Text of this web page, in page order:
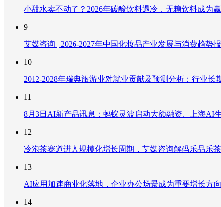
小甜水卖不动了？2026年碳酸饮料遇冷，无糖饮料成为
9
艾媒咨询 | 2026-2027年中国化妆品产业发展与消费趋势
10
2012-2028年瑞典旅游业对就业贡献及预测分析：行业
11
8月3日AI新产品讯息：蚂蚁灵波启动大额融资、上海AI
12
冷泡茶赛道进入规模化增长周期，艾媒咨询解码乐品乐
13
AI应用加速商业化落地，企业办公场景成为重要增长方向
14